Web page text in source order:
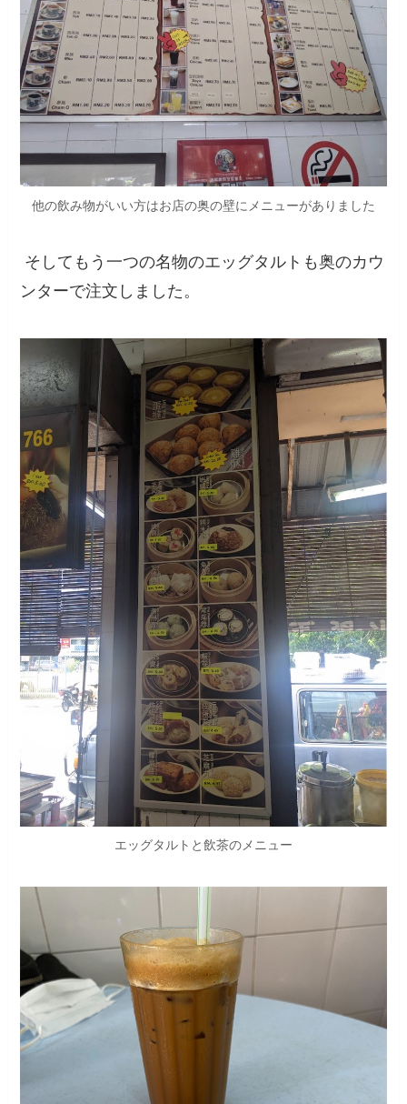
他の飲み物がいい方はお店の奥の壁にメニューがありました
そしてもう一つの名物のエッグタルトも奥のカウ
ンターで注文しました。
エッグタルトと飲茶のメニュー